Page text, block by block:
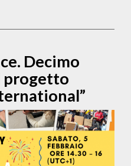
Decimo
progetto